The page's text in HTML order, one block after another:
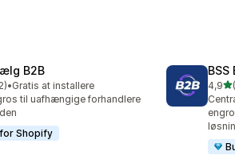
B2B
stjerner
i alt
•Gratis at installere
til uafhængige forhandlere
Shopify
BSS
4,9
1089